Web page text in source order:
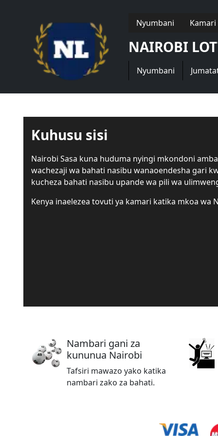
Nyumbani
NAIROBI
Nyumbani
Kuhusu sisi
Nairobi Sasa kuna huduma nyingi mkondoni
wachezaji wa bahati nasibu wanaoendesha gari
kucheza bahati nasibu upande wa pili wa
Kenya inaelezea tovuti ya kamari katika mkoa wa
Nambari gani za
kununua Nairobi
Tafsiri mawazo yako katika
nambari zako za bahati.